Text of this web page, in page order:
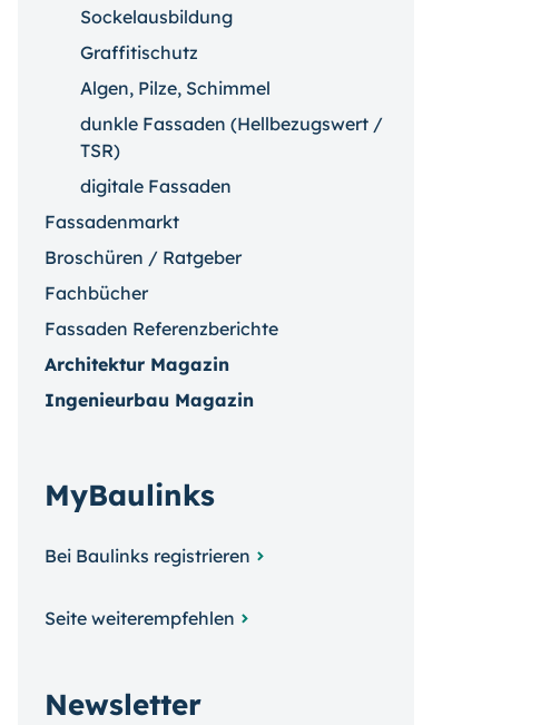
Sockelausbildung
Graffitischutz
Algen, Pilze, Schimmel
dunkle Fassaden (Hellbezugswert /
TSR)
digitale Fassaden
Fassadenmarkt
Broschüren / Ratgeber
Fachbücher
Fassaden Referenzberichte
Architektur Magazin
Ingenieurbau Magazin
MyBaulinks
Bei Baulinks registrieren
Seite weiterempfehlen
Newsletter